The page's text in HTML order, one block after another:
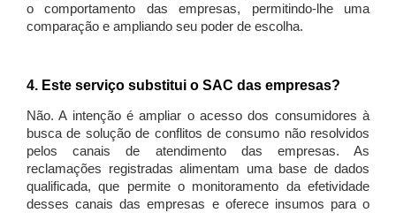
o comportamento das empresas, permitindo-lhe uma
comparação e ampliando seu poder de escolha.
4. Este serviço substitui o SAC das empresas?
Não. A intenção é ampliar o acesso dos consumidores à
busca de solução de conflitos de consumo não resolvidos
pelos canais de atendimento das empresas. As
reclamações registradas alimentam uma base de dados
qualificada, que permite o monitoramento da efetividade
desses canais das empresas e oferece insumos para o